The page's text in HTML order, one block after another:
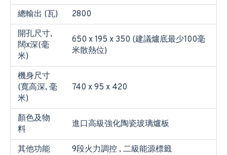
總輸出 (瓦)
2800
開孔尺寸,
闊x深(毫
米)
650 x 195 x 350 (建議爐底最少100毫
米散熱位)
機身尺寸
(寬高深, 毫
米)
740 x 95 x 420
顏色及物
料
進口高級強化陶瓷玻璃爐板
其他功能
9段火力調控 , 二級能源標籤